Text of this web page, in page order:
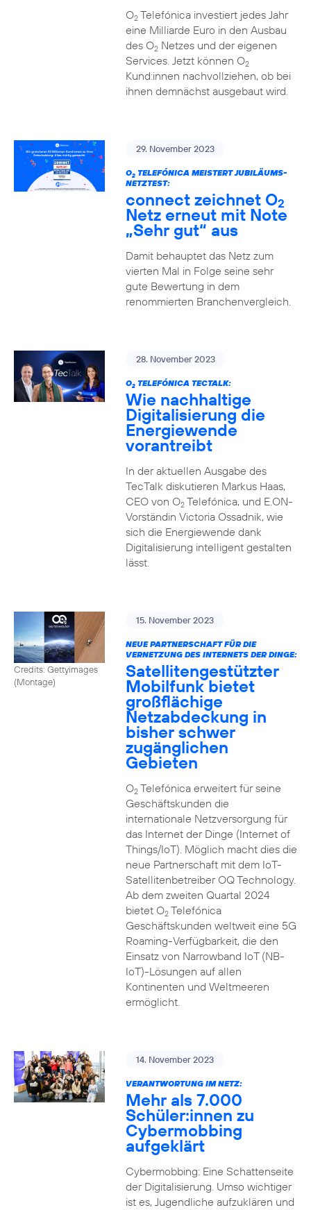
O2Telefónica investiert jedes Jahr
eine Milliarde Euro in den Ausbau
des O2Netzes und der eigenen
Services. Jetzt können O2
Kund:innen nachvollziehen, ob bei
ihnen demnächst ausgebaut wird.
29. November 2023
O2TELEFÓNICA MEISTERT JUBILÄUMS-
NETZTEST:
connect zeichnet O2
Netz erneut mit Note
„Sehr gut“ aus
Damit behauptet das Netz zum
vierten Mal in Folge seine sehr
gute Bewertung in dem
renommierten Branchenvergleich.
28. November 2023
O2TELEFÓNICA TECTALK:
Wie nachhaltige
Digitalisierung die
Energiewende
vorantreibt
In der aktuellen Ausgabe des
TecTalk diskutieren Markus Haas,
CEO von O2Telefónica, und E.ON-
Vorständin Victoria Ossadnik, wie
sich die Energiewende dank
Digitalisierung intelligent gestalten
lässt.
Credits: Gettyimages
(Montage)
15. November 2023
NEUE PARTNERSCHAFT FÜR DIE
VERNETZUNG DES INTERNETS DER DINGE:
Satellitengestützter
Mobilfunk bietet
großflächige
Netzabdeckung in
bisher schwer
zugänglichen
Gebieten
O2Telefónica erweitert für seine
Geschäftskunden die
internationale Netzversorgung für
das Internet der Dinge (Internet of
Things/IoT). Möglich macht dies die
neue Partnerschaft mit dem IoT-
Satellitenbetreiber OQ Technology.
Ab dem zweiten Quartal 2024
bietet O2Telefónica
Geschäftskunden weltweit eine 5G
Roaming-Verfügbarkeit, die den
Einsatz von Narrowband IoT (NB-
IoT)-Lösungen auf allen
Kontinenten und Weltmeeren
ermöglicht.
14. November 2023
VERANTWORTUNG IM NETZ:
Mehr als 7.000
Schüler:innen zu
Cybermobbing
aufgeklärt
Cybermobbing: Eine Schattenseite
der Digitalisierung. Umso wichtiger
ist es, Jugendliche aufzuklären und